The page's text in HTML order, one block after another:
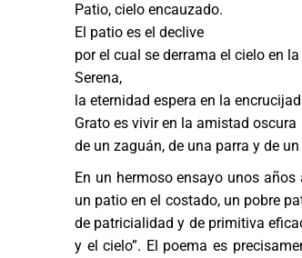
Patio, cielo encauzado.
El patio es el declive
por el cual se derrama el cielo en
Serena,
la eternidad espera en la
Grato es vivir en la amistad oscura
de un zaguán, de una parra y de
En un hermoso ensayo unos años
un patio en el costado, un pobre
de patricialidad y de primitiva
y el cielo”. El poema es